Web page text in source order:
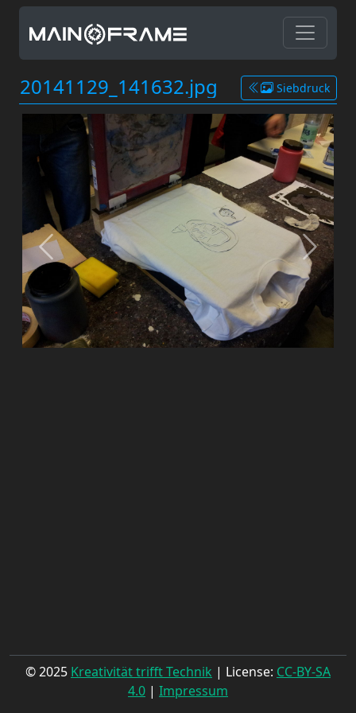
20141129_141632.jpg Siebdruck
© 2025 Kreativität trifft Technik | License: CC-BY-SA
4.0 | Impressum